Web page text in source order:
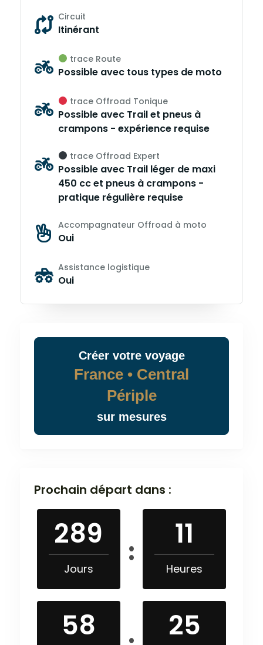
Circuit
Itinérant
trace Route
Possible avec tous types de moto
trace Offroad Tonique
Possible avec Trail et pneus à
crampons - expérience requise
trace Offroad Expert
Possible avec Trail léger de maxi
450 cc et pneus à crampons -
pratique régulière requise
Accompagnateur Offroad à moto
Oui
Assistance logistique
Oui
Créer votrevoyage
France • Central
Périple
sur mesures
Prochain départ dans :
289
Jours
11
Heures
58 24